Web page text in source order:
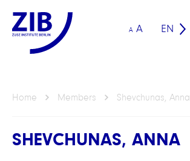
A A EN
Home Members Shevchunas, Anna
SHEVCHUNAS, ANNA